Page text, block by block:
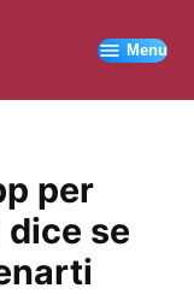
Menu
per
se